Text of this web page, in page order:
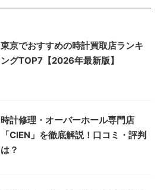
東京でおすすめの時計買取店ランキ
ングTOP7【2026年最新版】
時計修理・オーバーホール専門店
「CIEN」を徹底解説！口コミ・評判
は？